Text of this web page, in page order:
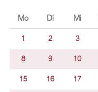
Mo Di Mi
1 2 3
8 9 10
15 16 17